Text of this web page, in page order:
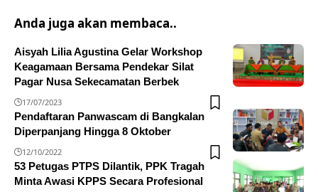
Anda juga akan membaca..
Aisyah Lilia Agustina Gelar Workshop
Keagamaan Bersama Pendekar Silat
Pagar Nusa Sekecamatan Berbek
17/07/2023
Pendaftaran Panwascam di Bangkalan
Diperpanjang Hingga 8 Oktober
12/10/2022
53 Petugas PTPS Dilantik, PPK Tragah
Minta Awasi KPPS Secara Profesional